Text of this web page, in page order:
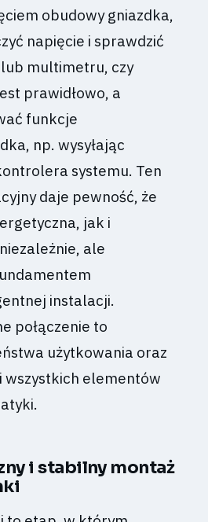
obudowy gniazdka,
napięcie i sprawdzić
multimetru, czy
prawidłowo, a
funkcje
np. wysyłając
systemu. Ten
daje pewność, że
jak i
ale
instalacji.
połączenie to
użytkowania oraz
elementów
i stabilny montaż